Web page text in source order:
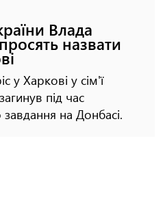
Влада
назвати
у Харкові у сім'ї
під час
на Донбасі.